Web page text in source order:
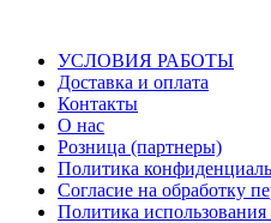
УСЛОВИЯ РАБОТЫ
Доставка и оплата
Контакты
О наc
Розница (партнеры)
Политика
Согласие на обработку
Политика